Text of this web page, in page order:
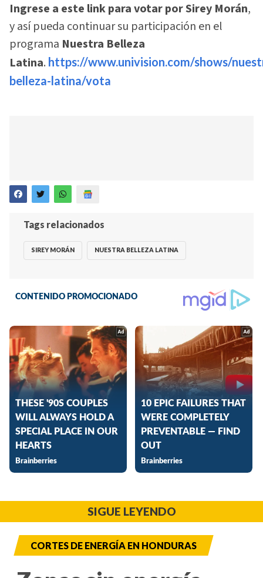
Ingrese a este link para votar por Sirey Morán,
y así pueda continuar su participación en el
programa Nuestra Belleza
Latina. https://www.univision.com/shows/
belleza-latina/vota
Tags relacionados
SIREY MORÁN NUESTRA BELLEZA LATINA
SIGUE LEYENDO
CORTES DE ENERGÍA EN HONDURAS